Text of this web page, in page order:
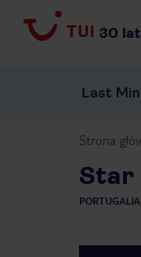
30 lat
Last
Strona
Star
PORTUGALIA